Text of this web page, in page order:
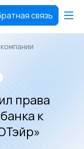
связь
права
к